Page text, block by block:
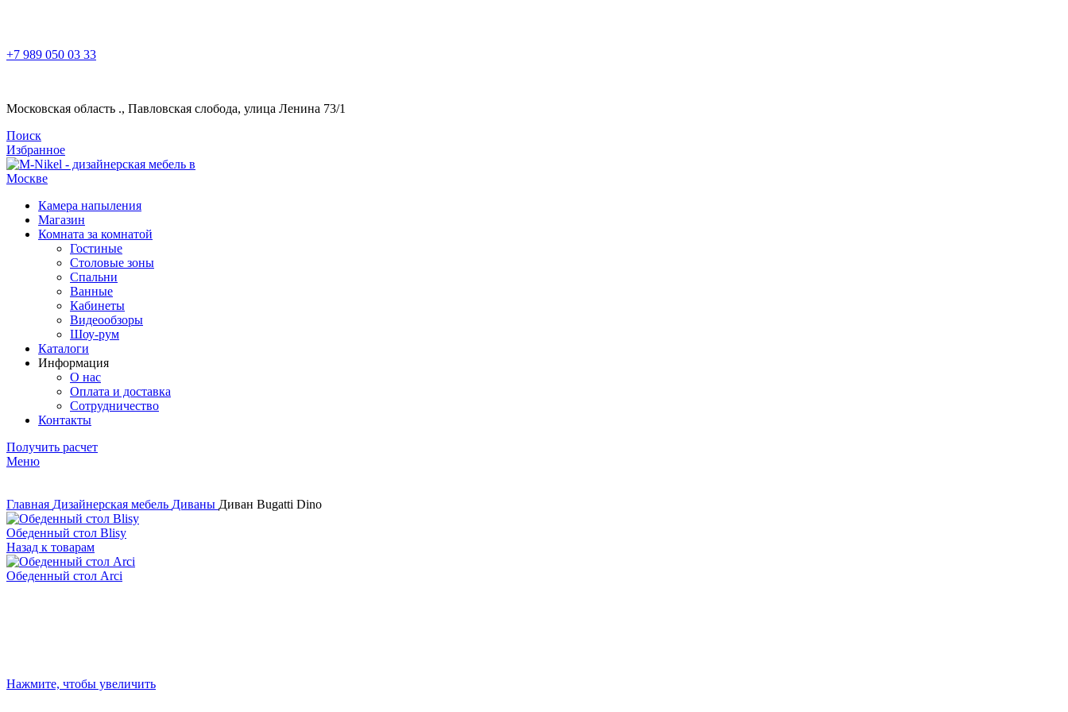
+7 989 050 03 33
Московская область ., Павловская слобода, улица Ленина 73/1
Поиск
Избранное
Камера напыления
Магазин
Комната за комнатой
Гостиные
Столовые зоны
Спальни
Ванные
Кабинеты
Видеообзоры
Шоу-рум
Каталоги
Информация
О нас
Оплата и доставка
Сотрудничество
Контакты
Получить расчет
Меню
Главная Дизайнерская мебель Диваны Диван Bugatti Dino
Обеденный стол Blisy
Назад к товарам
Обеденный стол Arci
Нажмите, чтобы увеличить